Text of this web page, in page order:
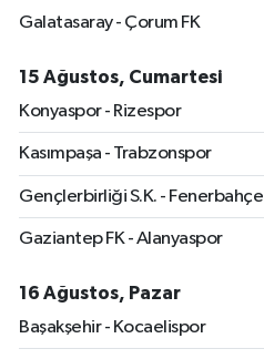
Galatasaray - Çorum FK
15 Ağustos, Cumartesi
Konyaspor - Rizespor
Kasımpaşa - Trabzonspor
Gençlerbirliği S.K. - Fenerbahçe
Gaziantep FK - Alanyaspor
16 Ağustos, Pazar
Başakşehir - Kocaelispor